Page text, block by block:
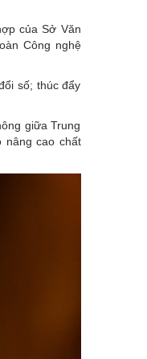
của Sở Văn
Công nghệ
số; thúc đẩy
giữa Trung
nâng cao chất